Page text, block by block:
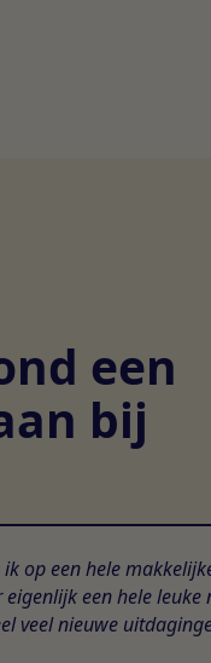
een
bij
op een hele
een hele leuke
veel nieuwe